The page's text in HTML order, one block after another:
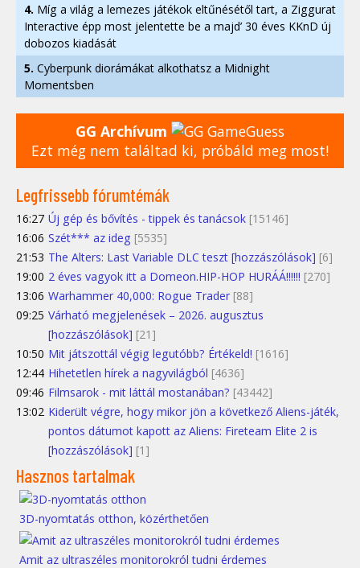
4. Míg a világ a lemezes játékok eltűnésétől tart, a Ziggurat
Interactive épp most jelentette be a majd’ 30 éves KKnD új
dobozos kiadását
5. Cyberpunk diorámákat alkothatsz a Midnight
Momentsben
GG Archívum
Ezt még nem találtad ki, próbáld meg most!
Legfrissebb fórumtémák
16:27 Új gép és bővítés - tippek és tanácsok [15146]
16:06 Szét*** az ideg [5535]
21:53 The Alters: Last Variable DLC teszt [hozzászólások] [6]
19:00 2 éves vagyok itt a Domeon.HIP-HOP HURÁÁ!!!!!! [270]
13:06 Warhammer 40,000: Rogue Trader [88]
09:25 Várható megjelenések – 2026. augusztus
[hozzászólások] [21]
10:50 Mit játszottál végig legutóbb? Értékeld! [1616]
12:44 Hihetetlen hírek a nagyvilágból [4636]
09:46 Filmsarok - mit láttál mostanában? [43442]
13:02 Kiderült végre, hogy mikor jön a következő Aliens-játék,
pontos dátumot kapott az Aliens: Fireteam Elite 2 is
[hozzászólások] [1]
Hasznos tartalmak
3D-nyomtatás otthon, közérthetően
Amit az ultraszéles monitorokról tudni érdemes